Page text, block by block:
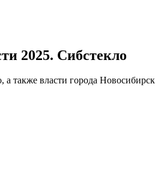
2025. Сибстекло
также власти города